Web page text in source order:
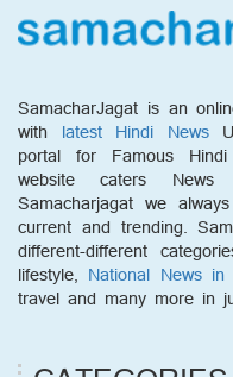
SamacharJagat is an
with latest Hindi News
portal for Famous Hindi
website caters
Samacharjagat we
current and trending.
different-different
lifestyle, National News in
travel and many more in